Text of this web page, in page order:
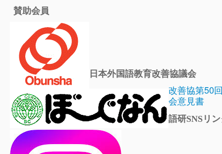
賛助会員
日本外国語教育改善協議会
改善協第50
会意見書
語研SNSリ